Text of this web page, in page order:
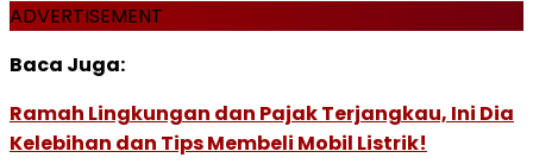
ADVERTISEMENT
Baca Juga:
Ramah Lingkungan dan Pajak Terjangkau, Ini Dia
Kelebihan dan Tips Membeli Mobil Listrik!